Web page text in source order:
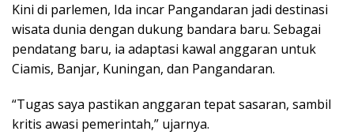
Kini di parlemen, Ida incar Pangandaran jadi destinasi
wisata dunia dengan dukung bandara baru. Sebagai
pendatang baru, ia adaptasi kawal anggaran untuk
Ciamis, Banjar, Kuningan, dan Pangandaran.
“Tugas saya pastikan anggaran tepat sasaran, sambil
kritis awasi pemerintah,” ujarnya.